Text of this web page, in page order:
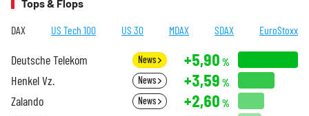
Tops & Flops
DAX US Tech 100 US 30 MDAX SDAX EuroStoxx
Deutsche Telekom News +5,90 %
Henkel Vz. News +3,59 %
Zalando News +2,60 %